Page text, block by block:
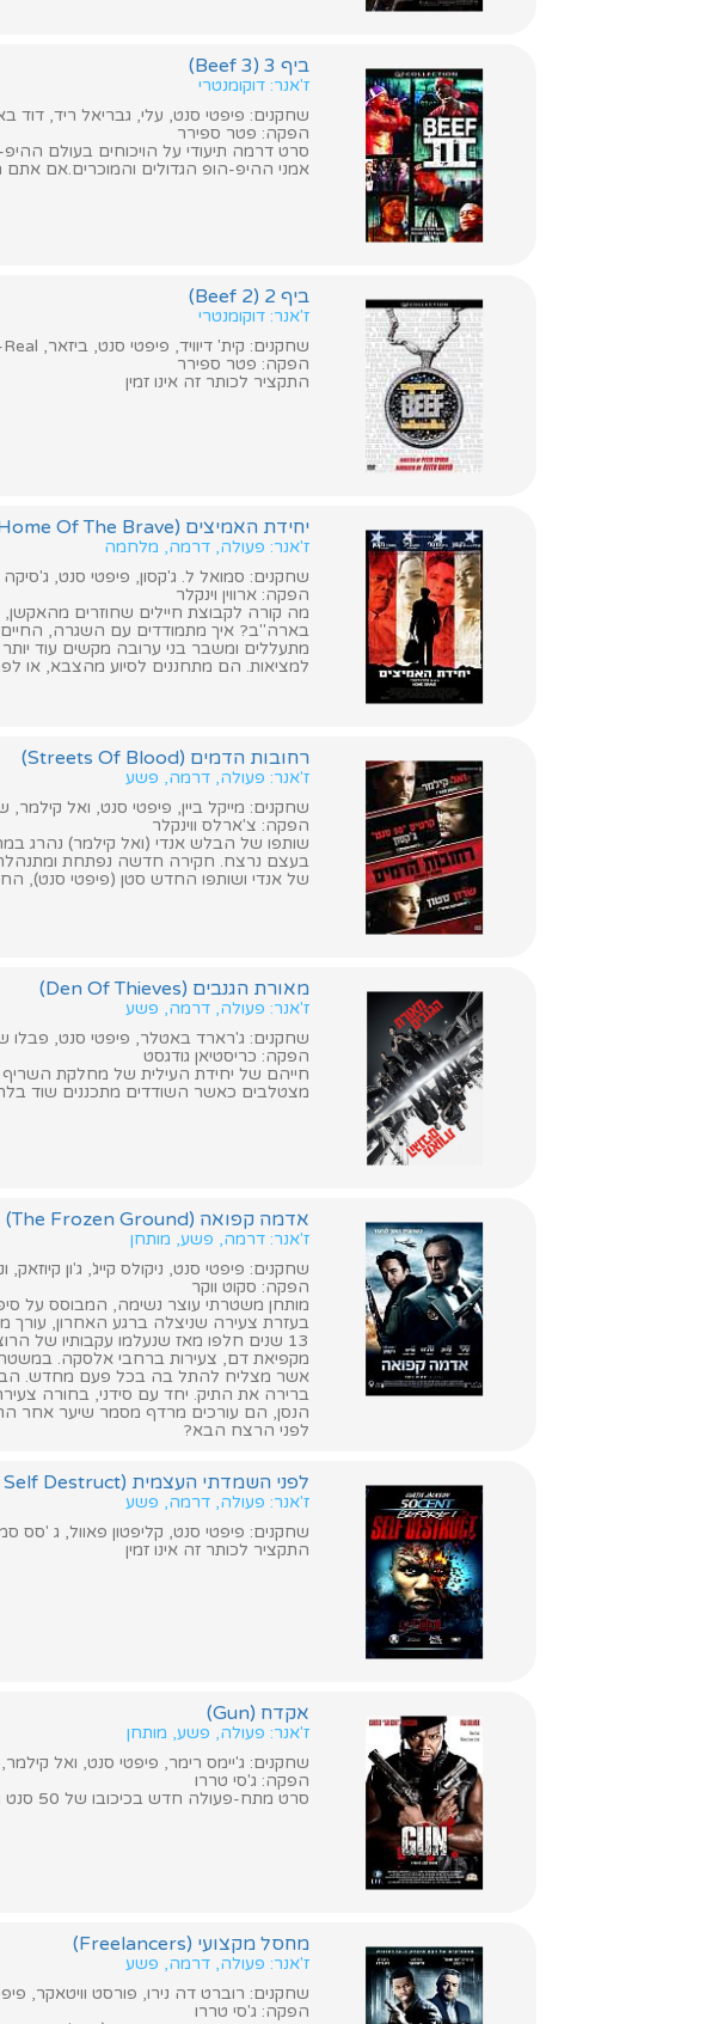
ביף 3 (Beef 3)
ז'אנר: דוקומנטרי
שחקנים: פיפטי סנט, עלי, גבריאל ריד, דוד
הפקה: פטר ספירר
סרט דרמה תיעודי על הויכוחים בעולם
אמני ההיפ-הופ הגדולים והמוכרים.אם
ביף 2 (Beef 2)
ז'אנר: דוקומנטרי
שחקנים: קית' דיוויד, פיפטי סנט, ביזאר, B-Real
הפקה: פטר ספירר
התקציר לכותר זה אינו זמין
יחידת האמיצים (Home Of The Brave)
ז'אנר: פעולה, דרמה, מלחמה
שחקנים: סמואל ל. ג'קסון, פיפטי סנט, ג'סיקה
הפקה: ארווין וינקלר
מה קורה לקבוצת חיילים שחוזרים
בארה"ב? איך מתמודדים עם השגרה, החיים
מתעללים ומשבר בני ערובה מקשים עוד
למציאות. הם מתחננים לסיוע מהצבא, או
רחובות הדמים (Streets Of Blood)
ז'אנר: פעולה, דרמה, פשע
שחקנים: מייקל ביין, פיפטי סנט, ואל קילמר,
הפקה: צ'ארלס ווינקלר
שותפו של הבלש אנדי (ואל קילמר) נהרג
בעצם נרצח. חקירה חדשה נפתחת ומתנהלת
של אנדי ושותפו החדש סטן (פיפטי סנט),
מאורת הגנבים (Den Of Thieves)
ז'אנר: פעולה, דרמה, פשע
שחקנים: ג'רארד באטלר, פיפטי סנט, פבלו
הפקה: כריסטיאן גודגסט
חייהם של יחידת העילית של מחלקת השריף
מצטלבים כאשר השודדים מתכננים שוד
אדמה קפואה (The Frozen Ground)
ז'אנר: דרמה, פשע, מותחן
שחקנים: פיפטי סנט, ניקולס קייג', ג'ון קיוזאק,
הפקה: סקוט ווקר
מותחן משטרתי עוצר נשימה, המבוסס על
בעזרת צעירה שניצלה ברגע האחרון, עורך
13 שנים חלפו מאז שנעלמו עקבותיו של
מקפיאת דם, צעירות ברחבי אלסקה.
אשר מצליח להתל בה בכל פעם מחדש.
ברירה את התיק. יחד עם סידני, בחורה
הנסן, הם עורכים מרדף מסמר שיער אחר
לפני הרצח הבא?
לפני השמדתי העצמית (Before I Self Destruct)
ז'אנר: פעולה, דרמה, פשע
שחקנים: פיפטי סנט, קליפטון פאוול, ג 'סס
התקציר לכותר זה אינו זמין
אקדח (Gun)
ז'אנר: פעולה, פשע, מותחן
שחקנים: ג'יימס רימר, פיפטי סנט, ואל
הפקה: ג'סי טררו
סרט מתח-פעולה חדש בכיכובו של 50 סנט וואל קילמר על מלחמה בעולם של סוחרי הסמים.
מחסל מקצועי (Freelancers)
ז'אנר: פעולה, דרמה, פשע
שחקנים: רוברט דה נירו, פורסט וויטאקר,
הפקה: ג'סי טררו